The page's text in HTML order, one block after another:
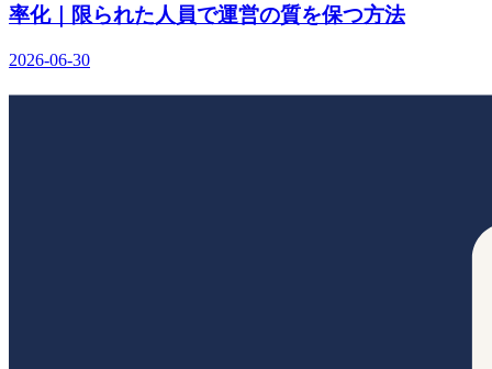
率化｜限られた人員で運営の質を保つ方法
2026-06-30